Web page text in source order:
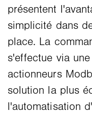
présentent
simplicité dans
place. La
s'effectue via une
actionneurs
solution la plus
l'automatisation